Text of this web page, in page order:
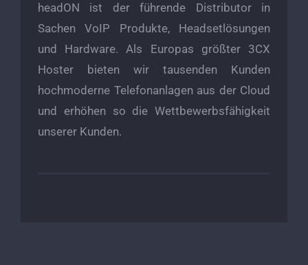
headON ist der führende Distributor in
Sachen VoIP Produkte, Headsetlösungen
und Hardware. Als Europas größter 3CX
Hoster bieten wir tausenden Kunden
hochmoderne Telefonanlagen aus der Cloud
und erhöhen so die Wettbewerbsfähigkeit
unserer Kunden.